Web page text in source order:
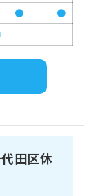
●
●
田区休